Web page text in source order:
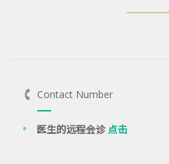
Contact Number
医生的远程会诊点击